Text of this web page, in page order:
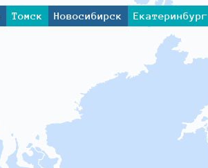
Томск Новосибирск Екатеринбург